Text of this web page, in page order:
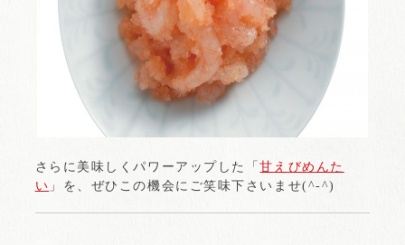
さらに美味しくパワーアップした「甘えびめんた
い 」を、ぜひこの機会にご笑味下さいませ(^-^)